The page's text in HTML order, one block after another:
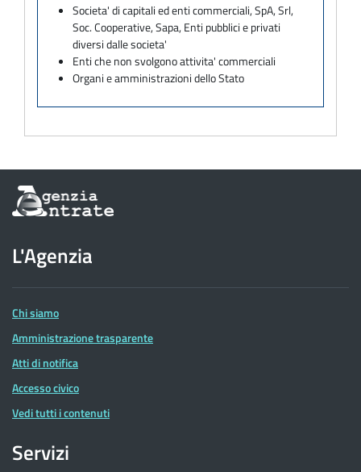
Societa' di capitali ed enti commerciali, SpA, Srl,
Soc. Cooperative, Sapa, Enti pubblici e privati
diversi dalle societa'
Enti che non svolgono attivita' commerciali
Organi e amministrazioni dello Stato
Informazioni
sul
dell'Agenzia
delle
Entrate
L'Agenzia
Chi siamo
Amministrazione trasparente
Atti di notifica
Accesso civico
Vedi tutti i contenuti
Servizi